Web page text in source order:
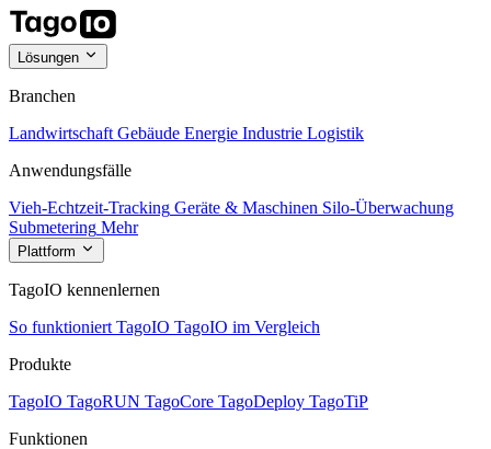
Lösungen
Branchen
Landwirtschaft Gebäude Energie Industrie Logistik
Anwendungsfälle
Vieh-Echtzeit-Tracking Geräte & Maschinen Silo-Überwachung
Submetering Mehr
Plattform
TagoIO kennenlernen
So funktioniert TagoIO TagoIO im Vergleich
Produkte
TagoIO TagoRUN TagoCore TagoDeploy TagoTiP
Funktionen